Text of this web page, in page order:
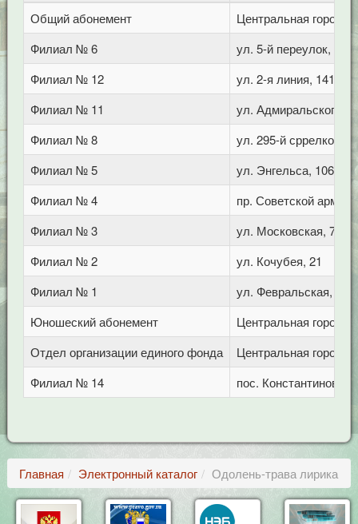
Общий абонемент
Центральная
Филиал № 6
ул. 5-й переулок, 1
Филиал № 12
ул. 2-я линия, 141
Филиал № 11
ул. Адмиральского, 8
Филиал № 8
ул. 295-й сррелковой
Филиал № 5
ул. Энгельса, 106
Филиал № 4
пр. Советской армии,
Филиал № 3
ул. Московская, 72/1
Филиал № 2
ул. Кочубея, 21
Филиал № 1
ул. Февральская, 283
Юношеский абонемент
Центральная
Отдел организации единого фонда
Центральная
Филиал № 14
пос.
Главная Электронный каталог Одолень-трава лирика